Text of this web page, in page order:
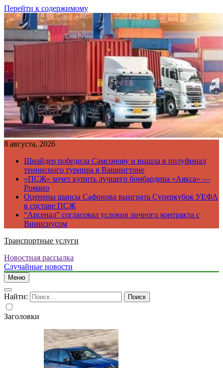
Перейти к содержимому
8 августа, 2026
Шнайдер победила Самсонову и вышла в полуфинал
теннисного турнира в Вашингтоне
«ПСЖ» хочет купить лучшего бомбардира «Аякса» —
Романо
Оценены шансы Сафонова выиграть Суперкубок УЕФА
в составе ПСЖ
“Арсенал” согласовал условия личного контракта с
Винисиусом
Транспортные услуги
Новостная рассылка
Случайные новости
Меню
Найти:
Заголовки